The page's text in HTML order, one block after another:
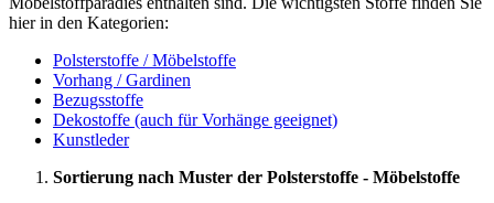
hier in den Kategorien:
Polsterstoffe / Möbelstoffe
Vorhang / Gardinen
Bezugsstoffe
Dekostoffe (auch für Vorhänge geeignet)
Kunstleder
Sortierung nach Muster der Polsterstoffe - Möbelstoffe